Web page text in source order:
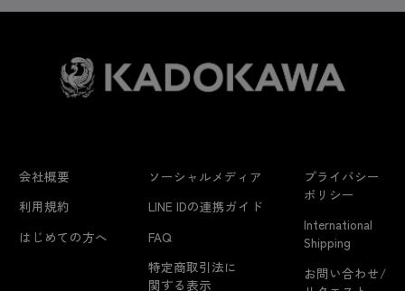
会社概要
利用規約
はじめての方へ
ソーシャルメディア
LINE IDの連携ガイド
FAQ
特定商取引法に
関する表示
プライバシー
ポリシー
International
Shipping
お問い合わせ/